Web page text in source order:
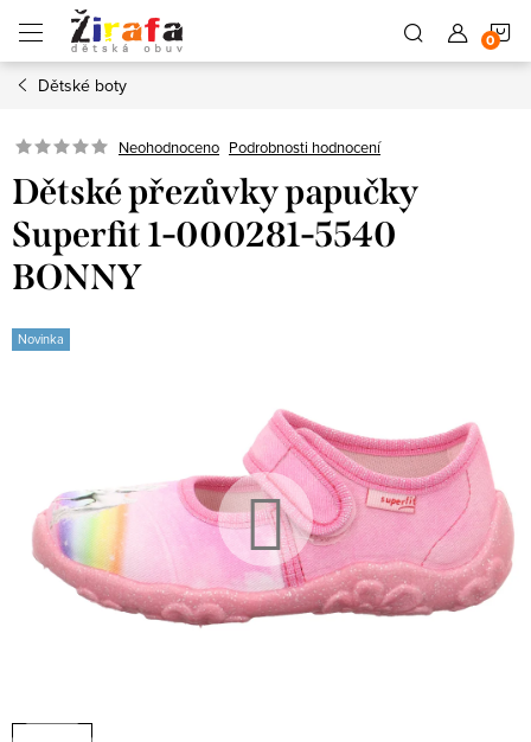
obsah
Dětské boty
Neohodnoceno Podrobnosti hodnocení
Dětské přezůvky papučky
Superfit 1-000281-5540
BONNY
Novinka